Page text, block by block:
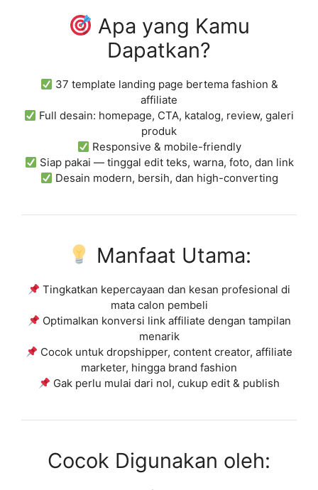
Apa yang Kamu
Dapatkan?
37 template landing page bertema fashion &
affiliate
Full desain: homepage, CTA, katalog, review, galeri
produk
Responsive & mobile-friendly
Siap pakai — tinggal edit teks, warna, foto, dan link
Desain modern, bersih, dan high-converting
Manfaat Utama:
Tingkatkan kepercayaan dan kesan profesional di
mata calon pembeli
Optimalkan konversi link affiliate dengan tampilan
menarik
Cocok untuk dropshipper, content creator, affiliate
marketer, hingga brand fashion
Gak perlu mulai dari nol, cukup edit & publish
Cocok Digunakan oleh: